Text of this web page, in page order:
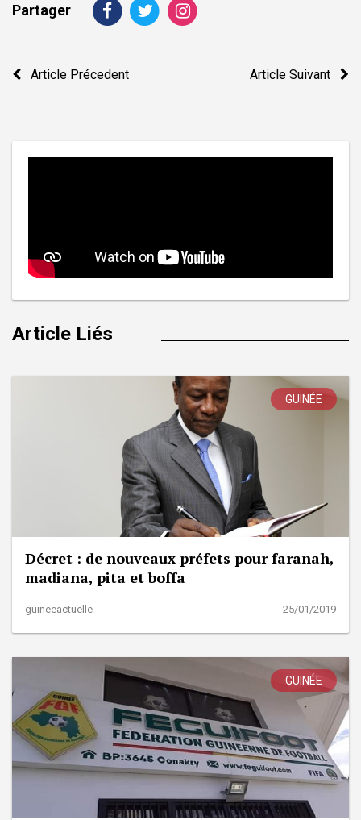
Partager
Navigation
Article Précedent Article Suivant
Article Liés
GUINÉE
Décret : de nouveaux préfets pour faranah,
madiana, pita et boffa
guineeactuelle 25/01/2019
GUINÉE